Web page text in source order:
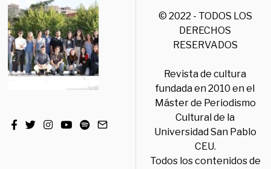
© 2022 - TODOS LOS
DERECHOS
RESERVADOS
Revista de cultura
fundada en 2010 en el
Máster de Periodismo
Cultural de la
Universidad San Pablo
CEU.
Todos los contenidos de